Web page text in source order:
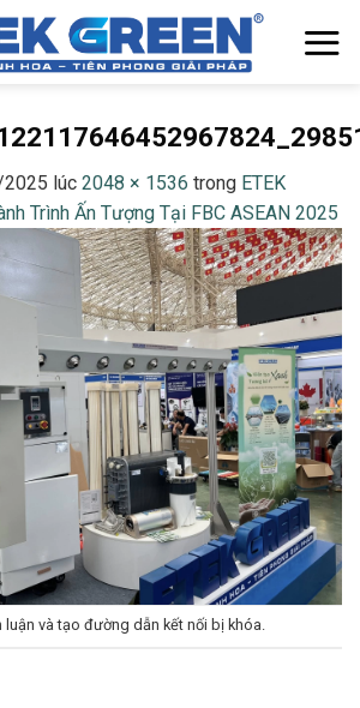
lúc 2048 × 1536 trong ETEK
Trình Ấn Tượng Tại FBC ASEAN 2025
và tạo đường dẫn kết nối bị khóa.